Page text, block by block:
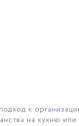
к
на кухню или